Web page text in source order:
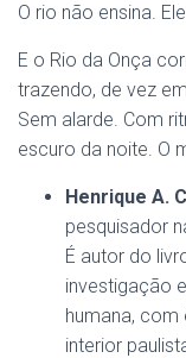
O rio não ensina.
E o Rio da Onça
trazendo, de vez
Sem alarde. Com
escuro da noite. O
Henrique A.
pesquisador
É autor do
investigação
humana,
interior